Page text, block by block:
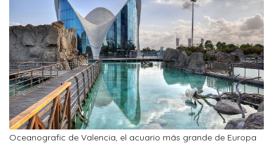
Oceanografic de Valencia, el acuario más grande de Europa